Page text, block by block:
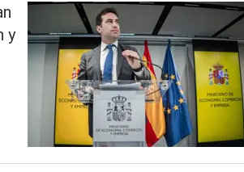
y